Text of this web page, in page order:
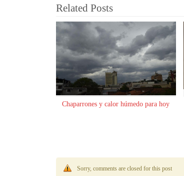
Related Posts
Chaparrones y calor húmedo para hoy
Sorry, comments are closed for this post